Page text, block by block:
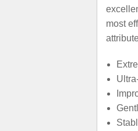
most